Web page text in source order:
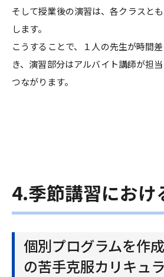
そして授業後の演習は、各クラスと
します。
こうすることで、１人の先生が時間
き、演習部分はアルバイト講師が担
つながります。
4.季節講習におけ
個別プログラムを作
の苦手克服カリキュ